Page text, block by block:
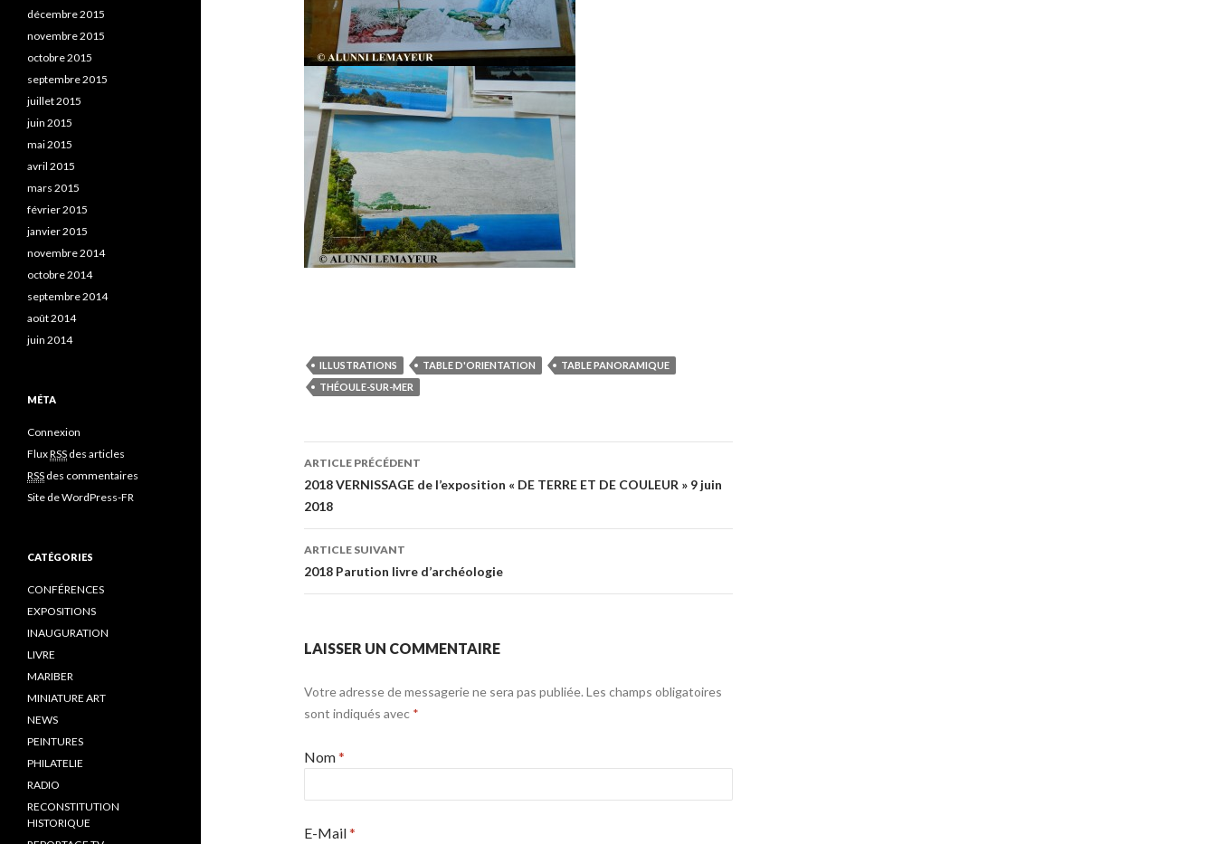
ILLUSTRATIONS TABLE D'ORIENTATION
TABLE PANORAMIQUE
THÉOULE-SUR-MER
Navigation de l’article
ARTICLE PRÉCÉDENT
2018 VERNISSAGE de l’exposition « DE TERRE ET DE COULEUR » 9 juin
2018
ARTICLE SUIVANT
2018 Parution livre d’archéologie
LAISSER UN COMMENTAIRE
Votre adresse de messagerie ne sera pas publiée. Les champs obligatoires
sont indiqués avec *
Nom*
E-Mail*
décembre 2015
novembre 2015
octobre 2015
septembre 2015
juillet 2015
juin 2015
mai 2015
avril 2015
mars 2015
février 2015
janvier 2015
novembre 2014
octobre 2014
septembre 2014
août 2014
juin 2014
MÉTA
Connexion
FluxRSS des articles
RSS des commentaires
Site de WordPress-FR
CATÉGORIES
CONFÉRENCES
EXPOSITIONS
INAUGURATION
LIVRE
MARIBER
MINIATURE ART
NEWS
PEINTURES
PHILATELIE
RADIO
RECONSTITUTION
HISTORIQUE